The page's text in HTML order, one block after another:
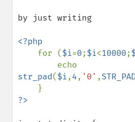
by just writing
<?php
for ($i=0;$i<10000;
str_pad($i,4, '0' ,